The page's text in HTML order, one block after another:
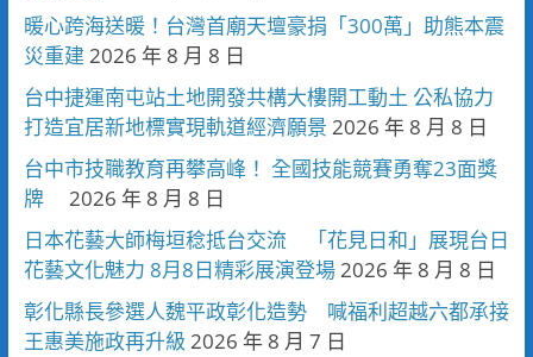
暖心跨海送暖！台灣首廟天壇豪捐「300萬」助熊本震
災重建 2026 年 8 月 8 日
台中捷運南屯站土地開發共構大樓開工動土 公私協力
打造宜居新地標實現軌道經濟願景 2026 年 8 月 8 日
台中市技職教育再攀高峰！ 全國技能競賽勇奪23面獎
牌
2026 年 8 月 8 日
日本花藝大師梅垣稔抵台交流 「花見日和」展現台日
花藝文化魅力 8月8日精彩展演登場2026 年 8 月 8 日
彰化縣長參選人魏平政彰化造勢 喊福利超越六都承接
王惠美施政再升級 2026 年 8 月 7 日